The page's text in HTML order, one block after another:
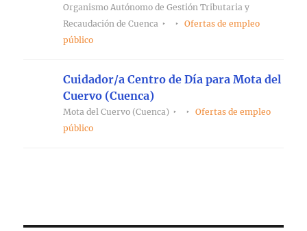
Organismo Autónomo de Gestión Tributaria y
Recaudación de Cuenca
Ofertas de empleo
público
Cuidador/a Centro de Día para Mota del
Cuervo (Cuenca)
Mota del Cuervo (Cuenca)
Ofertas de empleo
público